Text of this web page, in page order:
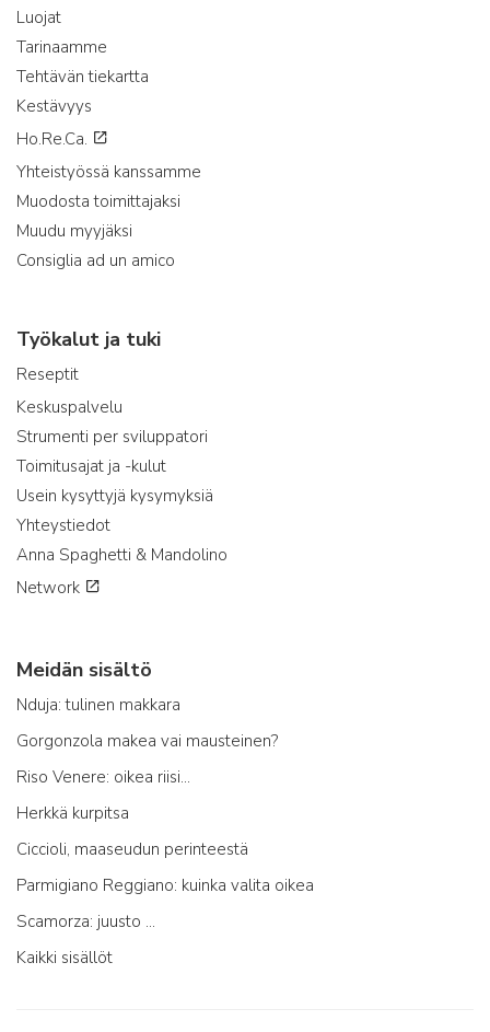
Luojat
Tarinaamme
Tehtävän tiekartta
Kestävyys
Ho.Re.Ca.
Yhteistyössä kanssamme
Muodosta toimittajaksi
Muudu myyjäksi
Consiglia ad un amico
Työkalut ja tuki
Reseptit
Keskuspalvelu
Strumenti per sviluppatori
Toimitusajat ja -kulut
Usein kysyttyjä kysymyksiä
Yhteystiedot
Anna Spaghetti & Mandolino
Network
Meidän sisältö
Nduja: tulinen makkara
Gorgonzola makea vai mausteinen?
Riso Venere: oikea riisi...
Herkkä kurpitsa
Ciccioli, maaseudun perinteestä
Parmigiano Reggiano: kuinka valita oikea
Scamorza: juusto ...
Kaikki sisällöt